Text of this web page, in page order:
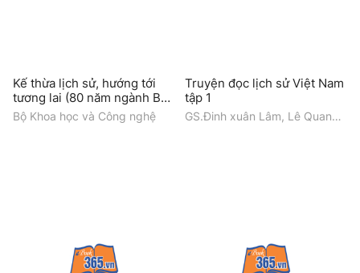
Kế thừa lịch sử, hướng tới
tương lai (80 năm ngành Bưu
chính và Viễn thông - 66
năm ngành Khoa học và
Bộ Khoa học và Công nghệ
Truyện đọc lịch sử Việt Nam
tập 1
GS.Đinh xuân Lâm, Lê Quang